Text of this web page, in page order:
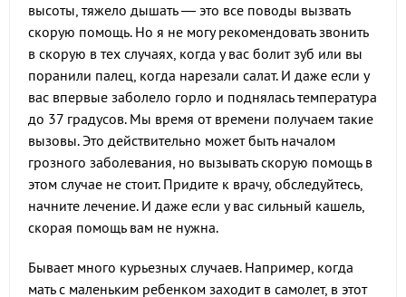
высоты, тяжело дышать — это все поводы вызвать
скорую помощь. Но я не могу рекомендовать звонить
в скорую в тех случаях, когда у вас болит зуб или вы
поранили палец, когда нарезали салат. И даже если у
вас впервые заболело горло и поднялась температура
до 37 градусов. Мы время от времени получаем такие
вызовы. Это действительно может быть началом
грозного заболевания, но вызывать скорую помощь в
этом случае не стоит. Придите к врачу, обследуйтесь,
начните лечение. И даже если у вас сильный кашель,
скорая помощь вам не нужна.
Бывает много курьезных случаев. Например, когда
мать с маленьким ребенком заходит в самолет, в этот